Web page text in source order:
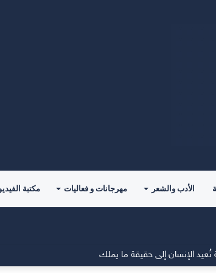
الأدب والشعر مهرجانات و فعاليات مكتبة
الإنسان إلى حقيقة ما يملك